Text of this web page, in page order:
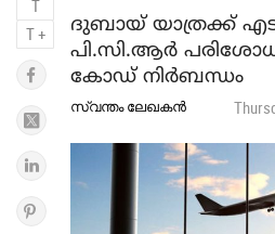
T
T +
ദുബായ് യാത്രക്ക്
പി.സി.ആര്‍
കോഡ് നിര്‍ബന്ധം
സ്വന്തം ലേഖകന്‍